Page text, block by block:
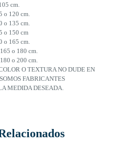
cm.
o 120 cm.
o 135 cm.
o 150 cm
o 165 cm.
o 180 cm.
o 200 cm.
O TEXTURA NO DUDE EN
FABRICANTES
MEDIDA DESEADA.